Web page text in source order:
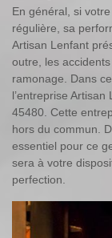
En général, si
régulière, sa
Artisan Lenfant
outre, les
ramonage. Dans
l’entreprise
45480. Cette
hors du commun.
essentiel pour ce
sera à votre
perfection.